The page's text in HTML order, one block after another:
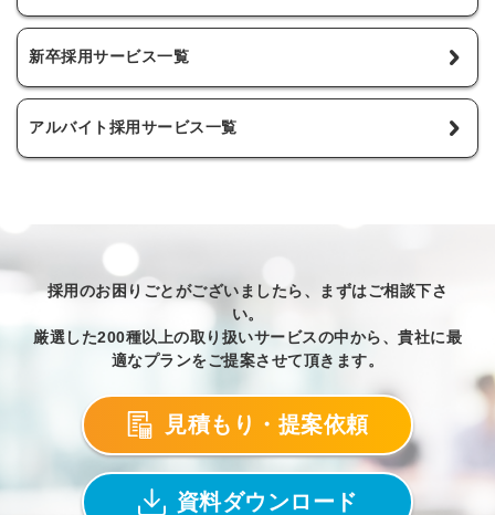
新卒採用サービス一覧
アルバイト採用サービス一覧
採用のお困りごとがございましたら、まずはご相談下さ
い。
厳選した200種以上の取り扱いサービスの中から、貴社に最
適なプランをご提案させて頂きます。
見積もり・提案依頼
資料ダウンロード